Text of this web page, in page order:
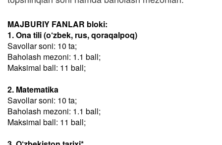
MAJBURIY FANLAR bloki:
1. Ona tili (o‘zbek, rus, qoraqalpoq)
Savollar soni: 10 ta;
Baholash mezoni: 1.1 ball;
Maksimal ball: 11 ball;
2. Matematika
Savollar soni: 10 ta;
Baholash mezoni: 1.1 ball;
Maksimal ball: 11 ball;